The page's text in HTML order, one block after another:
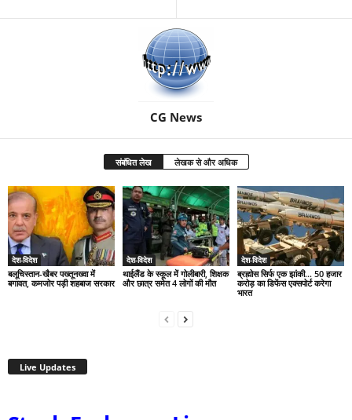
CG News
संबंधित लेख लेखक से और अधिक
देश-विदेश
बलूचिस्तान-खैबर पख्तूनख्वा में
बगावत, कमजोर पड़ी शहबाज सरकार
देश-विदेश
थाईलैंड के स्कूल में गोलीबारी, शिक्षक
और छात्र समेत 4 लोगों की मौत
देश-विदेश
ब्रह्मोस सिर्फ एक झांकी… 50 हजार
करोड़ का डिफेंस एक्सपोर्ट करेगा
भारत
Live Updates